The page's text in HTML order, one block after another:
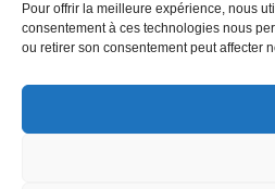
Pour offrir la meilleure expérience, nous
consentement à ces technologies nous
ou retirer son consentement peut affecter